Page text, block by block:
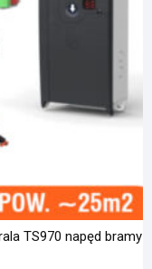
TS970 napęd bramy